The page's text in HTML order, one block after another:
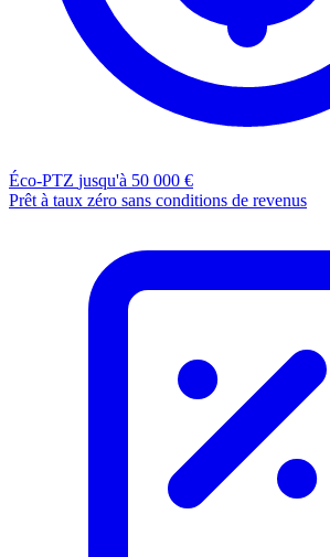
Éco-PTZ jusqu'à 50 000 €
Prêt à taux zéro sans conditions de revenus